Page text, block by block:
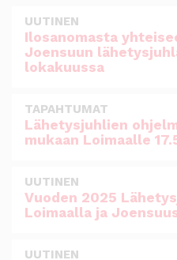
UUTINEN
Ilosanomasta
Joensuun
lokakuussa
TAPAHTUMAT
Lähetysjuhlien
mukaan Loimaalle
UUTINEN
Vuoden 2025
Loimaalla ja
UUTINEN